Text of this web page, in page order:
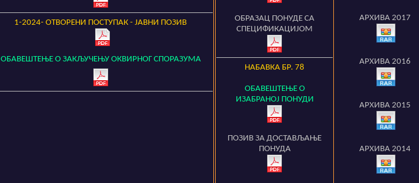
1-2024- OТВОРЕНИ ПОСТУПАК - ЈАВНИ ПОЗИВ
ОБАВЕШТЕЊЕ О ЗАКЉУЧЕЊУ ОКВИРНОГ СПОРАЗУМА
ОБРАЗАЦ ПОНУДЕ СА
СПЕЦИФИКАЦИЈОМ
НАБАВКА БР. 78
ОБАВЕШТЕЊЕ О
ИЗАБРАНОЈ ПОНУДИ
ПОЗИВ ЗА ДОСТАВЉАЊЕ
ПОНУДА
АРХИВА 2017
АРХИВА 2016
АРХИВА 2015
АРХИВА 2014